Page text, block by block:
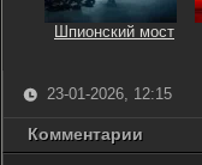
Шпионский мост
23-01-2026, 12:15
Комментарии